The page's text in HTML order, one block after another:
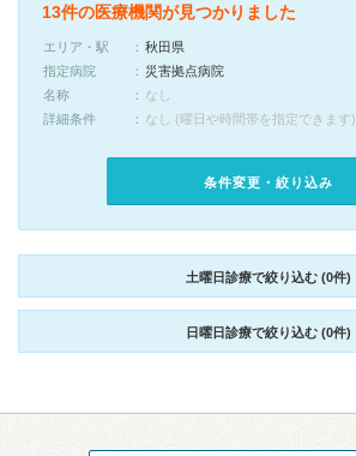
13件の医療機関が見つかりました
エリア・駅
秋田県
指定病院
災害拠点病院
名称
なし
詳細条件
なし (曜日や時間帯を指定できます)
条件変更・絞り込み
土曜日診療で絞り込む (0件)
日曜日診療で絞り込む (0件)